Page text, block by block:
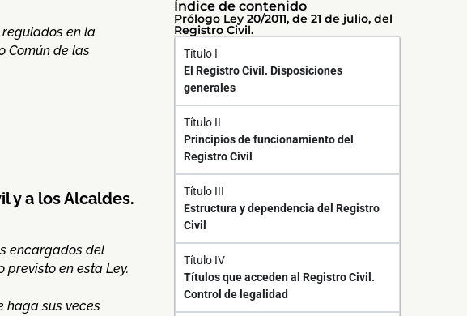
en la
Común de las
y a los Alcaldes.
encargados del
previsto en esta Ley.
haga sus veces
Índice de contenido
Prólogo Ley 20/2011, de 21 de julio, del
Registro Civil.
Título I
El Registro Civil. Disposiciones
generales
Título II
Principios de funcionamiento del
Registro Civil
Título III
Estructura y dependencia del Registro
Civil
Título IV
Títulos que acceden al Registro Civil.
Control de legalidad